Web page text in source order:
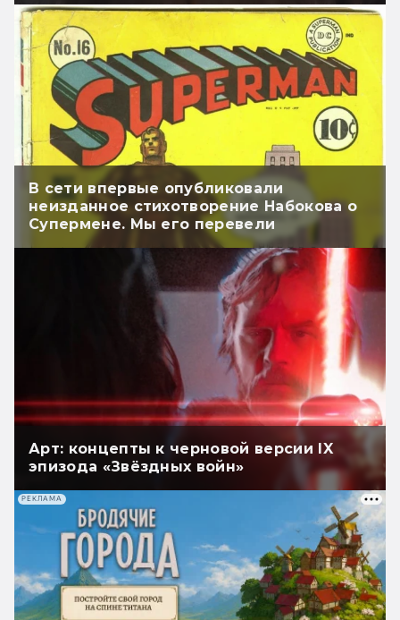
В сети впервые опубликовали
неизданное стихотворение Набокова о
Супермене. Мы его перевели
Арт: концепты к черновой версии IX
эпизода «Звёздных войн»
РЕКЛАМА